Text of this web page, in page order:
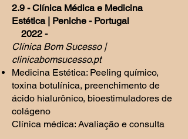
2.9 - Clínica Médica e Medicina
Estética | Peniche - Portugal
2022 -
Clínica Bom Sucesso |
clinicabomsucesso.pt
Medicina Estética: Peeling químico,
toxina botulínica, preenchimento de
ácido hialurônico, bioestimuladores de
colágeno
Clínica médica: Avaliação e consulta